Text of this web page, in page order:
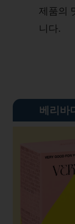
제품의
니다.
베리바